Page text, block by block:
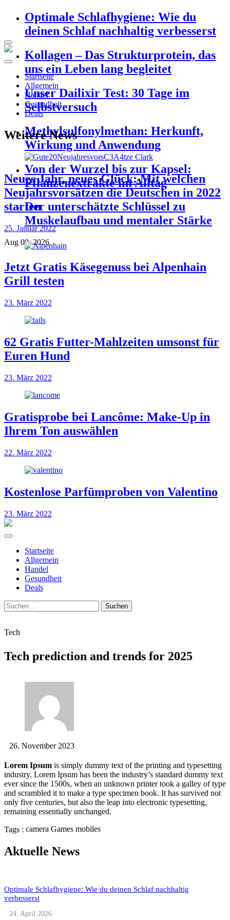
Optimale Schlafhygiene: Wie du
deinen Schlaf nachhaltig verbesserst
Kollagen – Das Strukturprotein, das
uns ein Leben lang begleitet
Unser Dailixir Test: 30 Tage im
Selbstversuch
Methylsulfonylmethan: Herkunft,
Wirkung und Anwendung
Von der Wurzel bis zur Kapsel:
Pflanzenextrakte im Alltag
Der unterschätzte Schlüssel zu
Muskelaufbau und mentaler Stärke
Aug 09, 2026
Startseite
Allgemein
Handel
Gesundheit
Deals
Weitere News
Neues Jahr, neues Glück: Mit welchen
Neujahrsvorsätzen die Deutschen in 2022
starten
25. Januar 2022
Jetzt Gratis Käsegenuss bei Alpenhain
Grill testen
23. März 2022
62 Gratis Futter-Mahlzeiten umsonst für
Euren Hund
23. März 2022
Gratisprobe bei Lancôme: Make-Up in
Ihrem Ton auswählen
22. März 2022
Kostenlose Parfümproben von Valentino
23. März 2022
Startseite
Allgemein
Handel
Gesundheit
Deals
Suchen
nach:
Tech
Tech prediction and trends for 2025
26. November 2023
Lorem Ipsum is simply dummy text of the printing and typesetting
industry. Lorem Ipsum has been the industry’s standard dummy text
ever since the 1500s, when an unknown printer took a galley of type
and scrambled it to make a type specimen book. It has survived not
only five centuries, but also the leap into electronic typesetting,
remaining essentially unchanged.
Tags : camera Games mobiles
Aktuelle News
Optimale Schlafhygiene: Wie du deinen Schlaf nachhaltig
verbesserst
24. April 2026